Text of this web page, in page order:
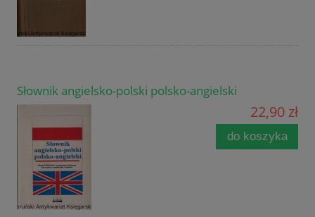
Słownik angielsko-polski polsko-angielski
22,90 zł
do koszyka